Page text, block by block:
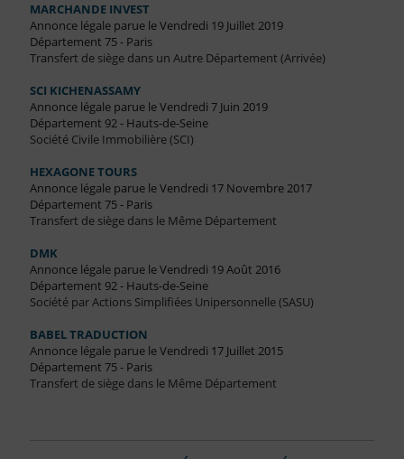
MARCHANDE INVEST
Annonce légale parue le Vendredi 19 Juillet 2019
Département 75 - Paris
Transfert de siège dans un Autre Département (Arrivée)
SCI KICHENASSAMY
Annonce légale parue le Vendredi 7 Juin 2019
Département 92 - Hauts-de-Seine
Société Civile Immobilière (SCI)
HEXAGONE TOURS
Annonce légale parue le Vendredi 17 Novembre 2017
Département 75 - Paris
Transfert de siège dans le Même Département
DMK
Annonce légale parue le Vendredi 19 Août 2016
Département 92 - Hauts-de-Seine
Société par Actions Simplifiées Unipersonnelle (SASU)
BABEL TRADUCTION
Annonce légale parue le Vendredi 17 Juillet 2015
Département 75 - Paris
Transfert de siège dans le Même Département